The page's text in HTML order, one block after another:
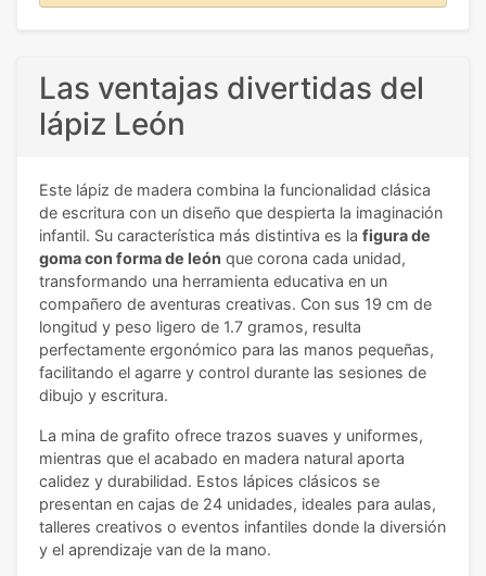
Las ventajas divertidas del
lápiz León
Este lápiz de madera combina la funcionalidad clásica
de escritura con un diseño que despierta la imaginación
infantil. Su característica más distintiva es la figura de
goma con forma de león que corona cada unidad,
transformando una herramienta educativa en un
compañero de aventuras creativas. Con sus 19 cm de
longitud y peso ligero de 1.7 gramos, resulta
perfectamente ergonómico para las manos pequeñas,
facilitando el agarre y control durante las sesiones de
dibujo y escritura.
La mina de grafito ofrece trazos suaves y uniformes,
mientras que el acabado en madera natural aporta
calidez y durabilidad. Estos lápices clásicos se
presentan en cajas de 24 unidades, ideales para aulas,
talleres creativos o eventos infantiles donde la diversión
y el aprendizaje van de la mano.